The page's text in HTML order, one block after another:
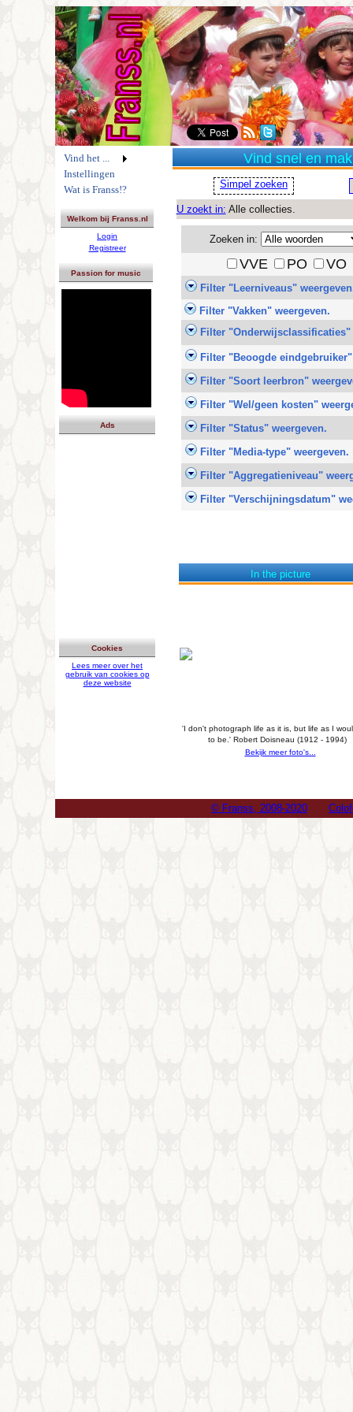
Vind het ...
Instellingen
Wat is Franss!?
Welkom bij Franss.nl
Login
Registreer
Passion for music
Ads
Cookies
Lees meer over het
gebruik van cookies op
deze website
Vind snel en
Simpel zoeken
U zoekt in: Alle collecties.
Zoeken in:
VVE PO VO
Filter "Leerniveaus"
Filter "Vakken" weergeven.
Filter "Onderwijsclassificaties"
Filter "Beoogde
Filter "Soort leerbron"
Filter "Wel/geen kosten"
Filter "Status" weergeven.
Filter "Media-type" weergeven.
Filter "Aggregatieniveau"
Filter "Verschijningsdatum"
In the picture
'I don't photograph life as it is, but life as I
to be.' Robert Doisneau (1912 - 1994)
Bekijk meer foto's...
© Franss, 2008-2020